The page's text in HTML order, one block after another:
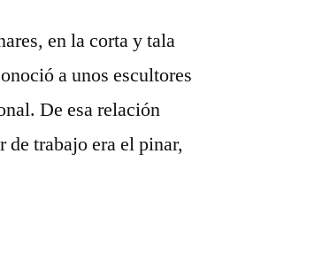
en la corta y tala
a unos escultores
De esa relación
trabajo era el pinar,